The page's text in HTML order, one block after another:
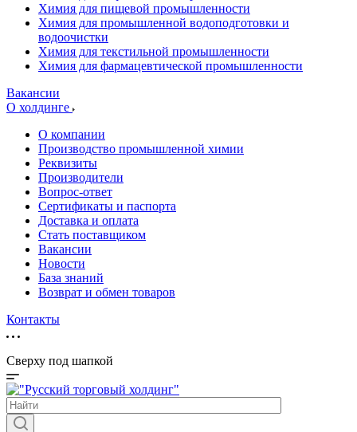
Химия для пищевой промышленности
Химия для промышленной водоподготовки и
водоочистки
Химия для текстильной промышленности
Химия для фармацевтической промышленности
Вакансии
О холдинге
О компании
Производство промышленной химии
Реквизиты
Производители
Вопрос-ответ
Сертификаты и паспорта
Доставка и оплата
Стать поставщиком
Вакансии
Новости
База знаний
Возврат и обмен товаров
Контакты
Сверху под шапкой